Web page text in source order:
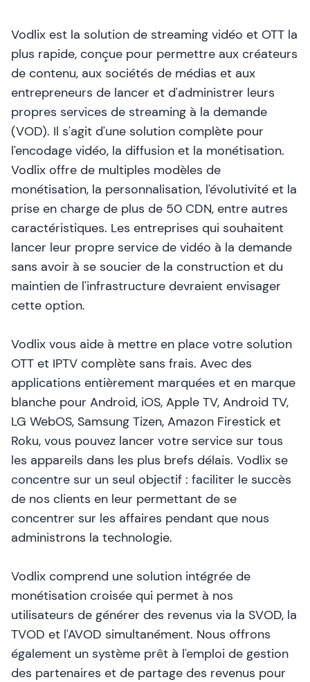
Vodlix est la solution de streaming vidéo et OTT la
plus rapide, conçue pour permettre aux créateurs
de contenu, aux sociétés de médias et aux
entrepreneurs de lancer et d'administrer leurs
propres services de streaming à la demande
(VOD). Il s'agit d'une solution complète pour
l'encodage vidéo, la diffusion et la monétisation.
Vodlix offre de multiples modèles de
monétisation, la personnalisation, l'évolutivité et la
prise en charge de plus de 50 CDN, entre autres
caractéristiques. Les entreprises qui souhaitent
lancer leur propre service de vidéo à la demande
sans avoir à se soucier de la construction et du
maintien de l'infrastructure devraient envisager
cette option.
Vodlix vous aide à mettre en place votre solution
OTT et IPTV complète sans frais. Avec des
applications entièrement marquées et en marque
blanche pour Android, iOS, Apple TV, Android TV,
LG WebOS, Samsung Tizen, Amazon Firestick et
Roku, vous pouvez lancer votre service sur tous
les appareils dans les plus brefs délais. Vodlix se
concentre sur un seul objectif : faciliter le succès
de nos clients en leur permettant de se
concentrer sur les affaires pendant que nous
administrons la technologie.
Vodlix comprend une solution intégrée de
monétisation croisée qui permet à nos
utilisateurs de générer des revenus via la SVOD, la
TVOD et l'AVOD simultanément. Nous offrons
également un système prêt à l'emploi de gestion
des partenaires et de partage des revenus pour